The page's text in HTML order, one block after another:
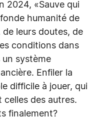
2024, «Sauve qui
humanité de
leurs doutes, de
conditions dans
un système
Enfiler la
difficile à jouer, qui
celles des autres.
finalement?